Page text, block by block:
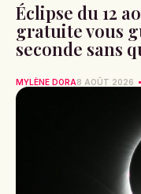
Éclipse du 12
gratuite vous
seconde sans
MYLÈNE DORA8 AOÛT 2026